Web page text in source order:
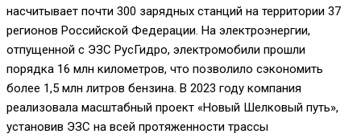
насчитывает почти 300 зарядных станций на территории 37
регионов Российской Федерации. На электроэнергии,
отпущенной с ЭЗС РусГидро, электромобили прошли
порядка 16 млн километров, что позволило сэкономить
более 1,5 млн литров бензина. В 2023 году компания
реализовала масштабный проект «Новый Шелковый путь»,
установив ЭЗС на всей протяженности трассы